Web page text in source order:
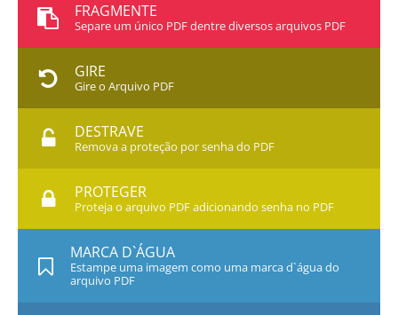
FRAGMENTE
Separe um único PDF dentre diversos arquivos PDF
GIRE
Gire o Arquivo PDF
DESTRAVE
Remova a proteção por senha do PDF
PROTEGER
Proteja o arquivo PDF adicionando senha no PDF
MARCA D`ÁGUA
Estampe uma imagem como uma marca d`água do
arquivo PDF